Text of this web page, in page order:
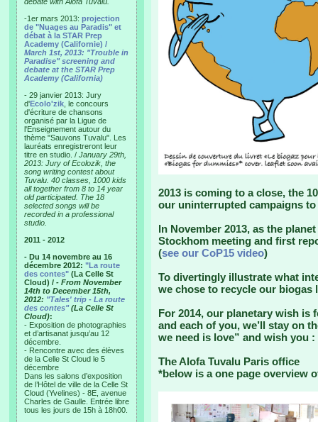
-1er mars 2013: projection
de "Nuages au Paradis" et
débat à la STAR Prep
Academy (Californie) /
March 1st, 2013: "Trouble in
Paradise" screening and
debate at the STAR Prep
Academy (California)
- 29 janvier 2013: Jury
d'Ecolo'zik , le concours
d'écriture de chansons
organisé par la Ligue de
l'Enseignement autour du
thème "Sauvons Tuvalu". Les
lauréats enregistreront leur
titre en studio. / January 29th,
2013: Jury of Ecolozik, the
song writing contest about
Tuvalu. 40 classes, 1000 kids
all together from 8 to 14 year
old participated. The 18
selected songs will be
recorded in a professional
studio.
2011 - 2012
- Du 14 novembre au 16
décembre 2012: "La route
des contes" (La Celle St
Cloud) / - From November
14th to December 15th,
2012: "Tales' trip - La route
des contes"(La Celle St
Cloud):
- Exposition de photographies
et d’artisanat jusqu’au 12
décembre.
- Rencontre avec des élèves
de la Celle St Cloud le 5
décembre
Dans les salons d’exposition
de l’Hôtel de ville de la Celle St
Cloud (Yvelines) - 8E, avenue
Charles de Gaulle. Entrée libre
tous les jours de 15h à 18h00.
2013 is coming to a close, the
our uninterrupted campaigns
In November 2013, as the
Stockhom meeting and first
(see our CoP15 video)
To divertingly illustrate what
we chose to recycle our
For 2014, our planetary wish
and each of you, we’ll stay on
we need is love” and wish you
The Alofa Tuvalu Paris office
*below is a one page overview